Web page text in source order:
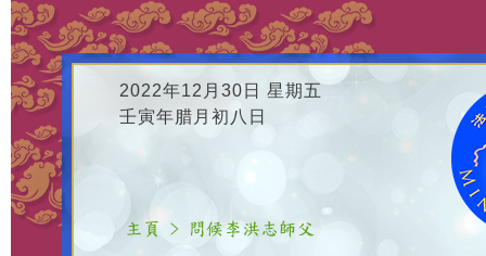
2022年12月30日 星期五
壬寅年腊月初八日